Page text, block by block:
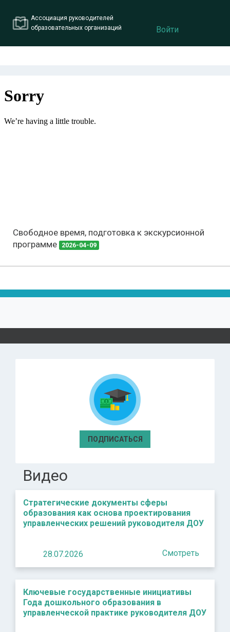
Ассоциация руководителей
образовательных организаций
Войти
Свободное время, подготовка к экскурсионной
программе
2026-04-09
ПОДПИСАТЬСЯ
Видео
Стратегические документы сферы
образования как основа проектирования
управленческих решений руководителя ДОУ
28.07.2026 Смотреть
Ключевые государственные инициативы
Года дошкольного образования в
управленческой практике руководителя ДОУ